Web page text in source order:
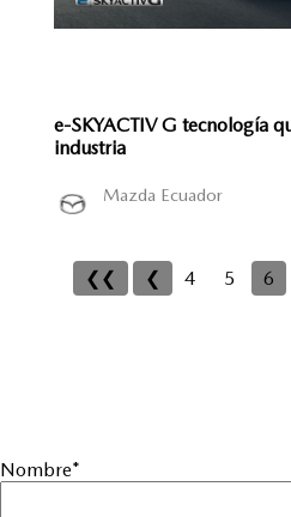
e-SKYACTIV G tecnología
industria
Mazda Ecuador
❮❮ ❮ 4 5 6
Nombre*